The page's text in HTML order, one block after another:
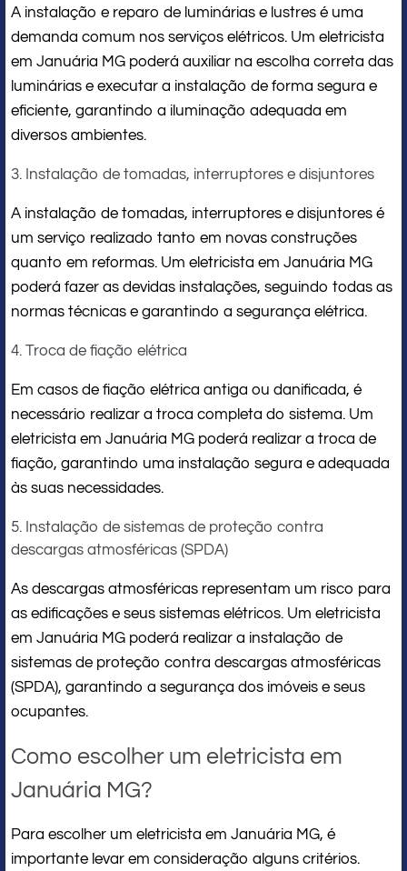
A instalação e reparo de luminárias e lustres é uma
demanda comum nos serviços elétricos. Um eletricista
em Januária MG poderá auxiliar na escolha correta das
luminárias e executar a instalação de forma segura e
eficiente, garantindo a iluminação adequada em
diversos ambientes.
3. Instalação de tomadas, interruptores e disjuntores
A instalação de tomadas, interruptores e disjuntores é
um serviço realizado tanto em novas construções
quanto em reformas. Um eletricista em Januária MG
poderá fazer as devidas instalações, seguindo todas as
normas técnicas e garantindo a segurança elétrica.
4. Troca de fiação elétrica
Em casos de fiação elétrica antiga ou danificada, é
necessário realizar a troca completa do sistema. Um
eletricista em Januária MG poderá realizar a troca de
fiação, garantindo uma instalação segura e adequada
às suas necessidades.
5. Instalação de sistemas de proteção contra
descargas atmosféricas (SPDA)
As descargas atmosféricas representam um risco para
as edificações e seus sistemas elétricos. Um eletricista
em Januária MG poderá realizar a instalação de
sistemas de proteção contra descargas atmosféricas
(SPDA), garantindo a segurança dos imóveis e seus
ocupantes.
Como escolher um eletricista em
Januária MG?
Para escolher um eletricista em Januária MG, é
importante levar em consideração alguns critérios.